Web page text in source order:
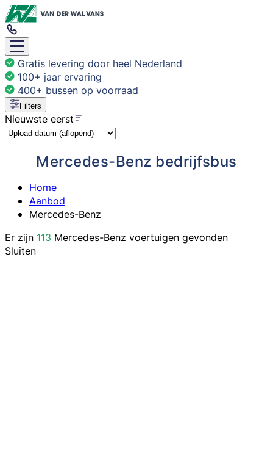
Gratis levering door heel Nederland
100+ jaar ervaring
400+ bussen op voorraad
Filters
Nieuwste eerst
Mercedes-Benz bedrijfsbus
Home
Aanbod
Mercedes-Benz
Er zijn 113 Mercedes-Benz voertuigen gevonden
Sluiten